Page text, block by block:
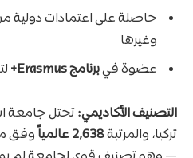
حاصلة على اعتمادات دولية
وغيرها
عضوة فيبرنامج Erasmus+
التصنيف الأكاديمي:تحتل جامعة
تركيا، والمرتبة2,638 عالمياً